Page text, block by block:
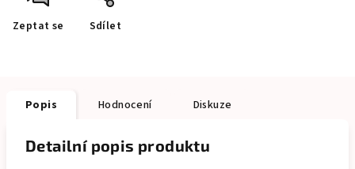
Zeptat se Sdílet
Popis Hodnocení Diskuze
Detailní popis produktu